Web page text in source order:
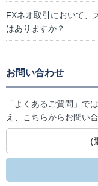
FXネオ取引において、
はありますか？
お問い合わせ
「よくあるご質問」で
え、こちらからお問い